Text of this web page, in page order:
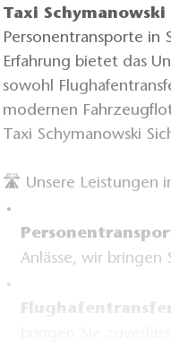
Taxi Schymanowski
Personentransporte in
Erfahrung bietet das
sowohl
modernen
Taxi Schymanowski
🛣️ Unsere Leistungen
Anlässe, wir bringen
bringen Sie